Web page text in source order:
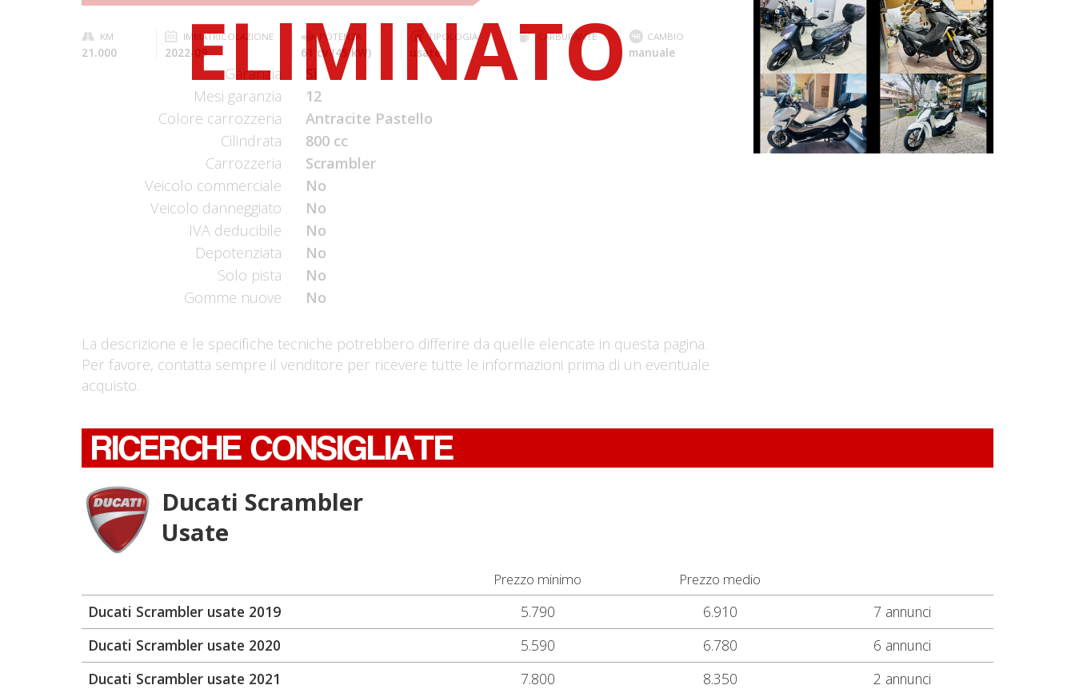
KM
21.000
IMMATRICOLAZIONE
2022-09
POTENZA
61 cv (45 kW)
TIPOLOGIA
usate
CARBURANTE CAMBIO
manuale
Garanzia
Mesi garanzia
12
Colore carrozzeria
Antracite Pastello
Cilindrata
800 cc
Carrozzeria
Scrambler
Veicolo commerciale
No
Veicolo danneggiato
No
IVA deducibile
No
Depotenziata
No
Solo pista
No
Gomme nuove
No
La descrizione e le specifiche tecniche potrebbero differire da quelle elencate in questa pagina.
Per favore, contatta sempre il venditore per ricevere tutte le informazioni prima di un eventuale
acquisto.
SYM SYMPHONY
€ 2.490 €
SYM ADX-400
€ 6.990 €
HONDA FORZA-
350
€ 4.250 €
PIAGGIO LIBERTY
€ 2.350 €
RICERCHE CONSIGLIATE
Ducati Scrambler
Usate
Prezzo minimo Prezzo medio
Ducati Scrambler usate 2019 5.790 6.910
7 annunci
Ducati Scrambler usate 2020
5.590 6.780
6 annunci
Ducati Scrambler usate 2021
7.800 8.350
2 annunci